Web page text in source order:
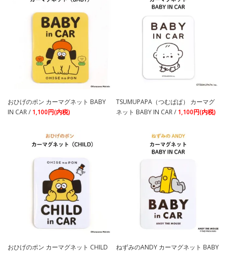
おひげのポン カーマグネット BABY
IN CAR / 1,100円(内税)
TSUMUPAPA（つむぱぱ） カーマグ
ネット BABY IN CAR / 1,100円(内税)
おひげのポン カーマグネット CHILD
ねずみのANDY カーマグネット BABY